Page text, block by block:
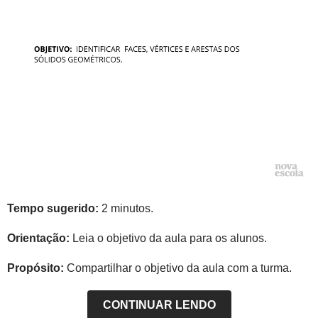
Tempo sugerido: 2 minutos.
Orientação: Leia o objetivo da aula para os alunos.
Propósito: Compartilhar o objetivo da aula com a turma.
CONTINUAR LENDO